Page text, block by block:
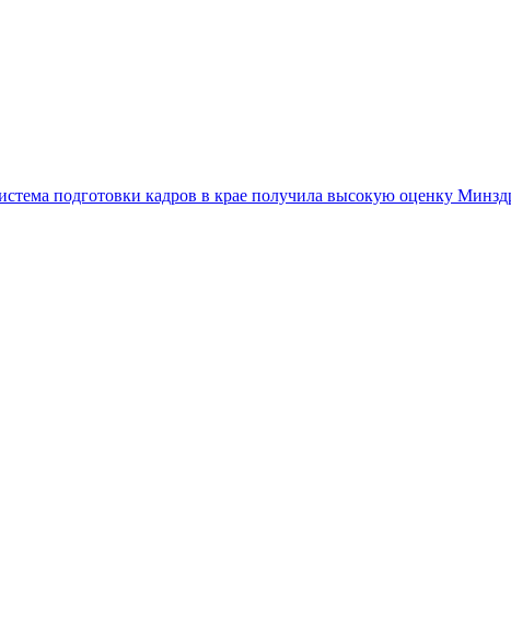
подготовки кадров в крае получила высокую оценку